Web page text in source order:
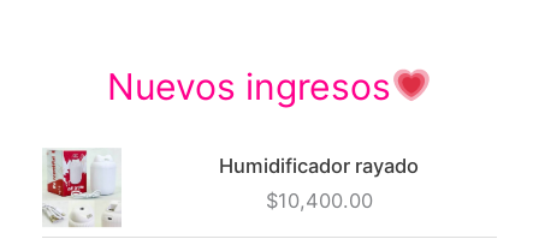
Nuevos ingresos
Humidificador rayado
$10,400.00